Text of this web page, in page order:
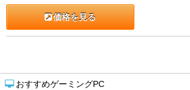
おすすめゲーミングPC
価格を見る